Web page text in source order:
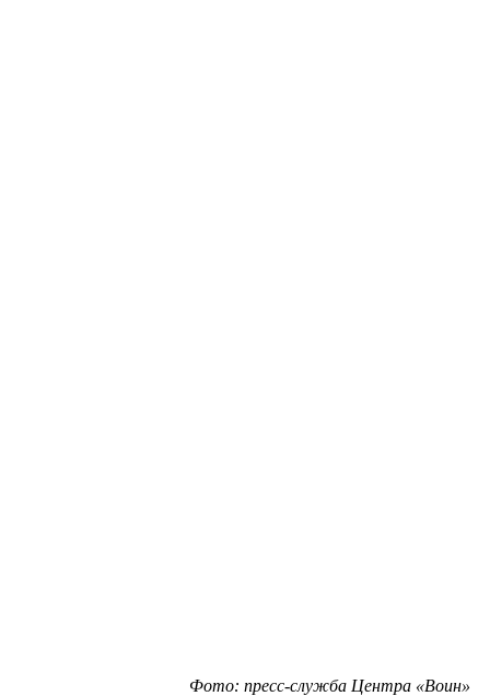
Фото: пресс-служба Центра «Воин»